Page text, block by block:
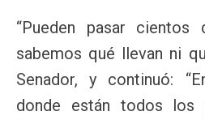
“Pueden pasar
sabemos qué llevan ni
Senador, y continuó:
donde están todos los